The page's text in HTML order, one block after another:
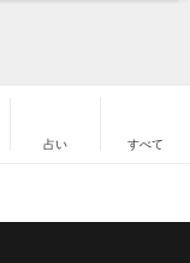
占い すべて